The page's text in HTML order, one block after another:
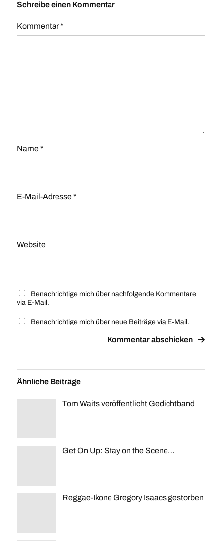
Schreibe einen Kommentar
Kommentar*
Name*
E-Mail-Adresse*
Website
Benachrichtige mich über nachfolgende Kommentare
via E-Mail.
Benachrichtige mich über neue Beiträge via E-Mail.
Ähnliche Beiträge
Tom Waits veröffentlicht Gedichtband
Get On Up: Stay on the Scene…
Reggae-Ikone Gregory Isaacs gestorben